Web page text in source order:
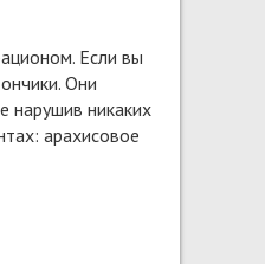
Если вы
Они
нарушив никаких
арахисовое